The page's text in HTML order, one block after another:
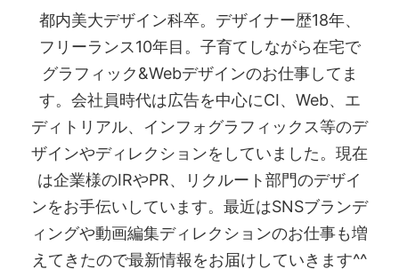
都内美大デザイン科卒。デザイナー歴18年、
フリーランス10年目。子育てしながら在宅で
グラフィック&Webデザインのお仕事してま
す。会社員時代は広告を中心にCI、Web、エ
ディトリアル、インフォグラフィックス等のデ
ザインやディレクションをしていました。現在
は企業様のIRやPR、リクルート部門のデザイ
ンをお手伝いしています。最近はSNSブランデ
ィングや動画編集ディレクションのお仕事も増
えてきたので最新情報をお届けしていきます^^